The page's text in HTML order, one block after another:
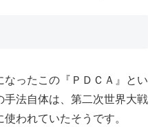
ったこの『ＰＤＣＡ』とい
手法自体は、第二次世界大戦
われていたそうです。